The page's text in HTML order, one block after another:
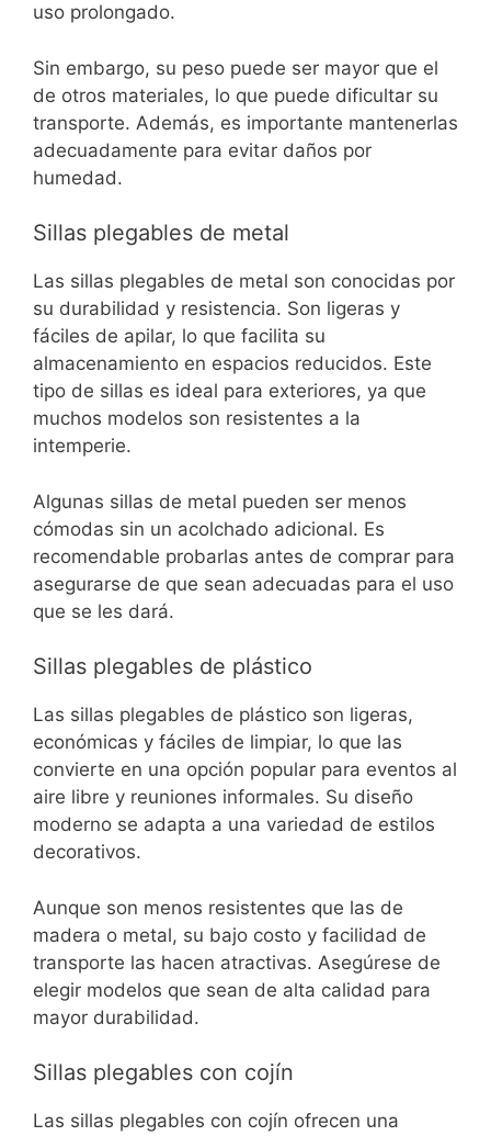
uso prolongado.
Sin embargo, su peso puede ser mayor que el
de otros materiales, lo que puede dificultar su
transporte. Además, es importante mantenerlas
adecuadamente para evitar daños por
humedad.
Sillas plegables de metal
Las sillas plegables de metal son conocidas por
su durabilidad y resistencia. Son ligeras y
fáciles de apilar, lo que facilita su
almacenamiento en espacios reducidos. Este
tipo de sillas es ideal para exteriores, ya que
muchos modelos son resistentes a la
intemperie.
Algunas sillas de metal pueden ser menos
cómodas sin un acolchado adicional. Es
recomendable probarlas antes de comprar para
asegurarse de que sean adecuadas para el uso
que se les dará.
Sillas plegables de plástico
Las sillas plegables de plástico son ligeras,
económicas y fáciles de limpiar, lo que las
convierte en una opción popular para eventos al
aire libre y reuniones informales. Su diseño
moderno se adapta a una variedad de estilos
decorativos.
Aunque son menos resistentes que las de
madera o metal, su bajo costo y facilidad de
transporte las hacen atractivas. Asegúrese de
elegir modelos que sean de alta calidad para
mayor durabilidad.
Sillas plegables con cojín
Las sillas plegables con cojín ofrecen una